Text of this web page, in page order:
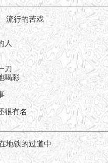
流行的苦戏
人
刀
喝彩
很有名
地铁的过道中